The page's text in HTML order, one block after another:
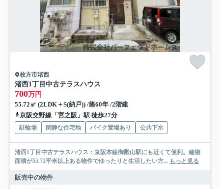
枚方市渚西
渚西1丁目中古テラスハウス
700万円
55.72㎡ (2LDK＋S(納戸)) /築60年 /2階建
京阪交野線「宮之阪」駅 徒歩27分
駐輪場 閑静な住宅地 バイク置場あり 公共下水
渚西1丁目中古テラスハウス：京阪本線御殿山駅にも近くて便利。建物
面積が55.72平米以上ある物件でゆったりと生活したい方... もっと見る
販売中の物件